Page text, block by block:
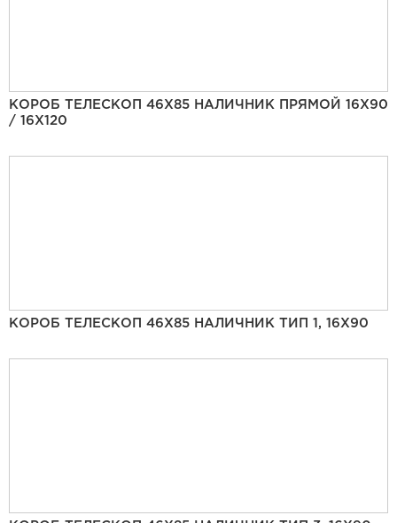
КОРОБ ТЕЛЕСКОП 46Х85 НАЛИЧНИК ПРЯМОЙ 16Х90
/ 16Х120
КОРОБ ТЕЛЕСКОП 46Х85 НАЛИЧНИК ТИП 1, 16Х90